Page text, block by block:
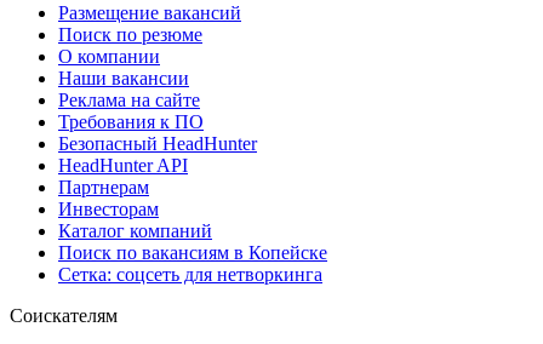
Размещение вакансий
Поиск по резюме
О компании
Наши вакансии
Реклама на сайте
Требования к ПО
Безопасный HeadHunter
HeadHunter API
Партнерам
Инвесторам
Каталог компаний
Поиск по вакансиям в Копейске
Сетка: соцсеть для нетворкинга
Соискателям